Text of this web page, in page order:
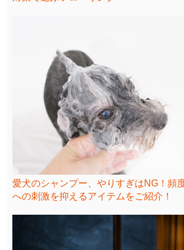
愛犬のシャンプー、やりすぎはNG！頻
への刺激を抑えるアイテムをご紹介！